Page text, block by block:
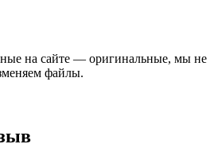
на сайте — оригинальные, мы не
файлы.